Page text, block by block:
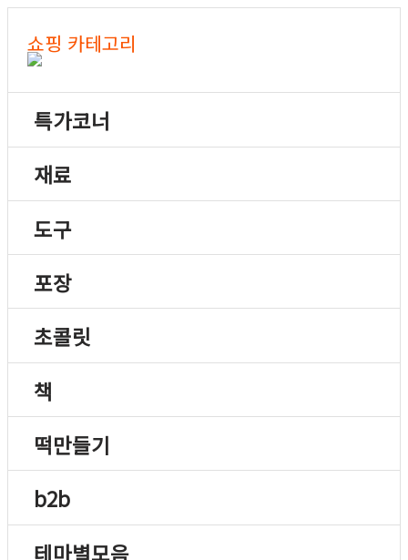
쇼핑 카테고리
특가코너
재료
도구
포장
초콜릿
책
떡만들기
b2b
테마별모음